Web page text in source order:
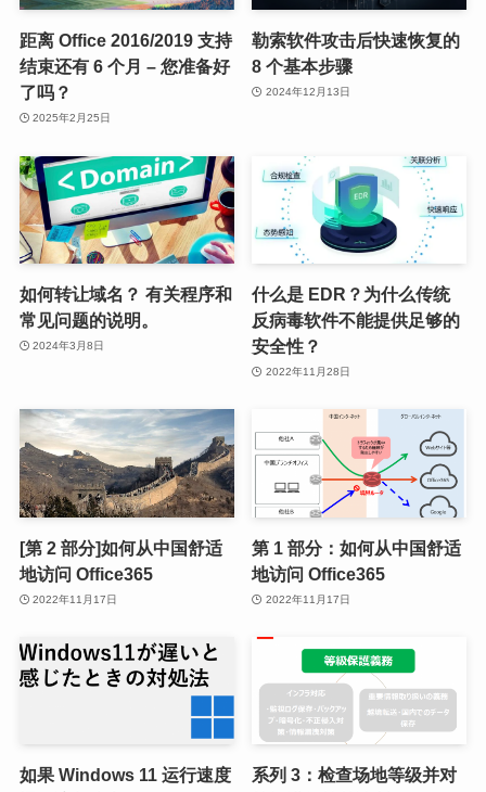
距离 Office 2016/2019 支持
结束还有 6 个月 – 您准备好
了吗？
2025年2月25日
勒索软件攻击后快速恢复的
8 个基本步骤
2024年12月13日
如何转让域名？ 有关程序和
常见问题的说明。
2024年3月8日
什么是 EDR？为什么传统
反病毒软件不能提供足够的
安全性？
2022年11月28日
[第 2 部分]如何从中国舒适
地访问 Office365
2022年11月17日
第 1 部分：如何从中国舒适
地访问 Office365
2022年11月17日
如果 Windows 11 运行速度
系列 3：检查场地等级并对